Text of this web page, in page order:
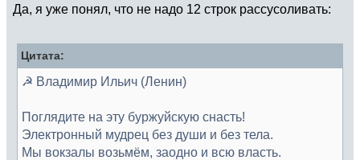
Да, я уже понял, что не надо 12 строк рассусоливать:
Цитата:
☭ Владимир Ильич (Ленин)
Поглядите на эту буржуйскую снасть!
Электронный мудрец без души и без тела.
Мы вокзалы возьмём, заодно и всю власть.